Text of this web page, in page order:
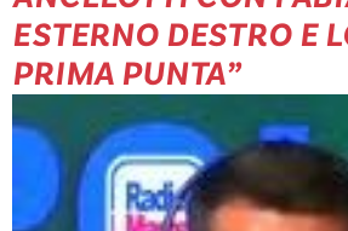
ESTERNO DESTRO E
PRIMA PUNTA”